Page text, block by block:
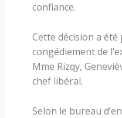
confiance.
Cette décision a
congédiement de
Mme Rizqy,
chef libéral.
Selon le bureau